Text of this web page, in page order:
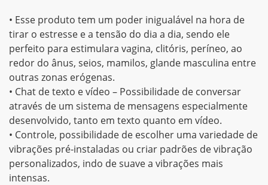
• Esse produto tem um poder inigualável na hora de
tirar o estresse e a tensão do dia a dia, sendo ele
perfeito para estimulara vagina, clitóris, períneo, ao
redor do ânus, seios, mamilos, glande masculina entre
outras zonas erógenas.
• Chat de texto e vídeo – Possibilidade de conversar
através de um sistema de mensagens especialmente
desenvolvido, tanto em texto quanto em vídeo.
• Controle, possibilidade de escolher uma variedade de
vibrações pré-instaladas ou criar padrões de vibração
personalizados, indo de suave a vibrações mais
intensas.